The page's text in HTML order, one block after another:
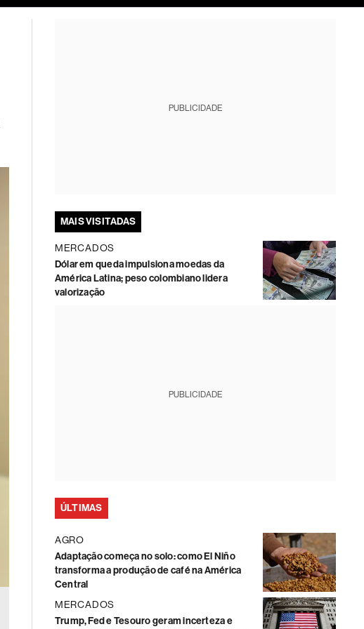
PUBLICIDADE
MAIS VISITADAS
MERCADOS
Dólar em queda impulsiona moedas da
América Latina; peso colombiano lidera
valorização
PUBLICIDADE
ÚLTIMAS
AGRO
Adaptação começa no solo: como El Niño
transforma a produção de café na América
Central
MERCADOS
Trump, Fed e Tesouro geram incerteza e